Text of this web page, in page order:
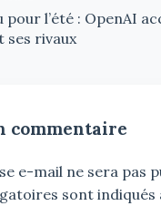
pour l’été : OpenAI
rivaux
commentaire
e-mail ne sera pas
sont indiqués